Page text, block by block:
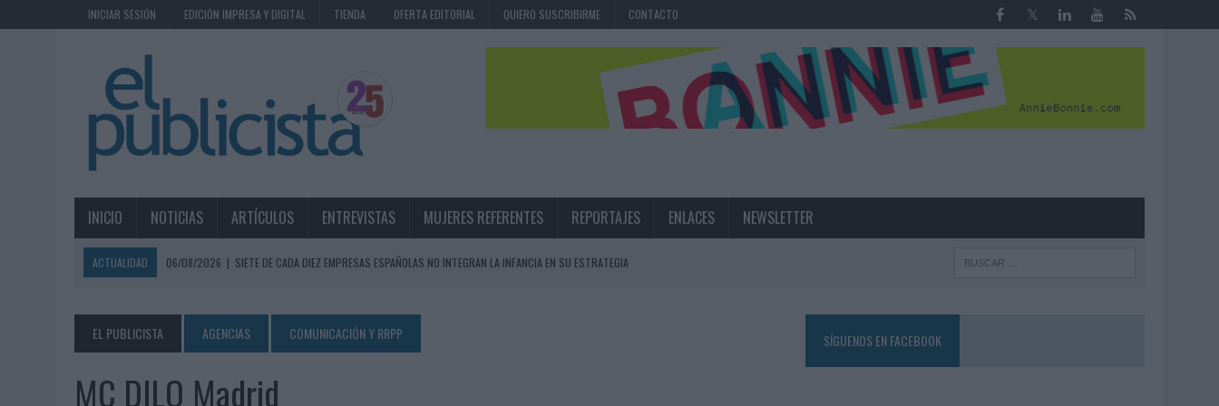
INICIAR SESIÓN EDICIÓN IMPRESA Y DIGITAL TIENDA OFERTA EDITORIAL QUIERO SUSCRIBIRME CONTACTO
INICIO NOTICIAS ARTÍCULOS ENTREVISTAS MUJERES REFERENTES REPORTAJES ENLACES NEWSLETTER
ACTUALIDAD 06/08/2026 | SIETE DE CADA DIEZ EMPRESAS ESPAÑOLAS NO INTEGRAN LA INFANCIA EN SU ESTRATEGIA
LA TELEVISIÓN SIGUE LIDERANDO EL CONSUMO DE MEDIOS EN VERANO Y SUPERA AL MÓVIL COMO DISPOSITIVO MÁS UTILIZADO
06/08/2026 | EL USO DE LA IA GENERATIVA ALCANZA YA AL 62% DE LOS ESPAÑOLES
06/08/2026 |
SYSTEM1 NOMBRA A KIMBERLY BASTONI COMO NUEVA DIRECTORA COMERCIAL GLOBAL
EL PUBLICISTA AGENCIAS COMUNICACIÓN Y RRPP
MC DILO Madrid
SÍGUENOS EN FACEBOOK